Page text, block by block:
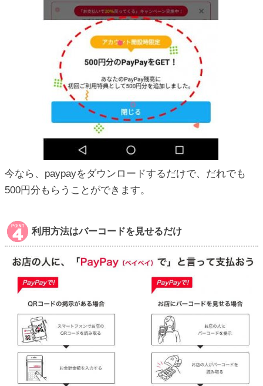
今なら、paypayをダウンロードするだけで、だれでも
500円分もらうことができます。
利用方法はバーコードを見せるだけ